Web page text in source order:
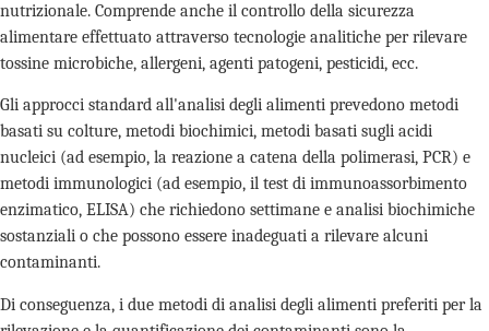
nutrizionale. Comprende anche il controllo della sicurezza
alimentare effettuato attraverso tecnologie analitiche per rilevare
tossine microbiche, allergeni, agenti patogeni, pesticidi, ecc.
Gli approcci standard all'analisi degli alimenti prevedono metodi
basati su colture, metodi biochimici, metodi basati sugli acidi
nucleici (ad esempio, la reazione a catena della polimerasi, PCR) e
metodi immunologici (ad esempio, il test di immunoassorbimento
enzimatico, ELISA) che richiedono settimane e analisi biochimiche
sostanziali o che possono essere inadeguati a rilevare alcuni
contaminanti.
Di conseguenza, i due metodi di analisi degli alimenti preferiti per la